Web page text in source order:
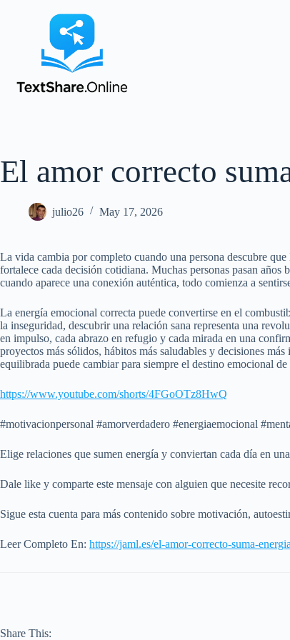
El amor correcto
julio26 May 17, 2026
La vida cambia por completo cuando una persona descubre
fortalece cada decisión cotidiana. Muchas personas pasan
cuando aparece una conexión auténtica, todo comienza a
La energía emocional correcta puede convertirse en el
la inseguridad, descubrir una relación sana representa una
en impulso, cada abrazo en refugio y cada mirada en una
proyectos más sólidos, hábitos más saludables y decisiones
equilibrada puede cambiar para siempre el destino emocional
https://www.youtube.com/shorts/4FGoOTz8HwQ
#motivacionpersonal #amorverdadero #energiaemocional
Elige relaciones que sumen energía y conviertan cada día en
Dale like y comparte este mensaje con alguien que necesite
Sigue esta cuenta para más contenido sobre motivación,
Leer Completo En: https://jaml.es/el-amor-correcto-suma-
Share This: